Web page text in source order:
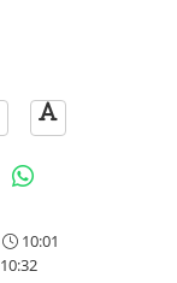
10:01
10:32